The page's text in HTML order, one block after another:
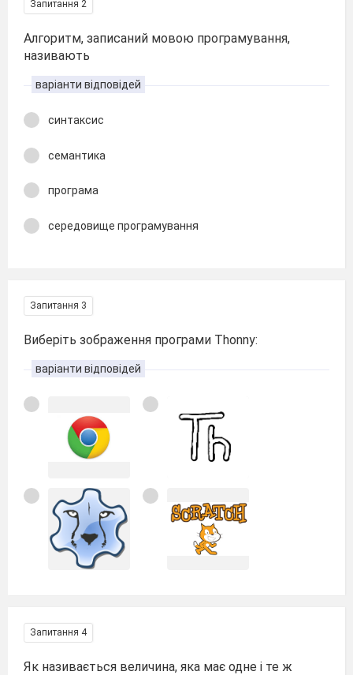
Запитання 2
Алгоритм, записаний мовою програмування,
називають
варіанти відповідей
синтаксис
семантика
програма
середовище програмування
Запитання 3
Виберіть зображення програми Thonny:
варіанти відповідей
Запитання 4
Як називається величина, яка має одне і те ж